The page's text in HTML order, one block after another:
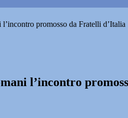
promosso da Fratelli d’Italia
l’incontro